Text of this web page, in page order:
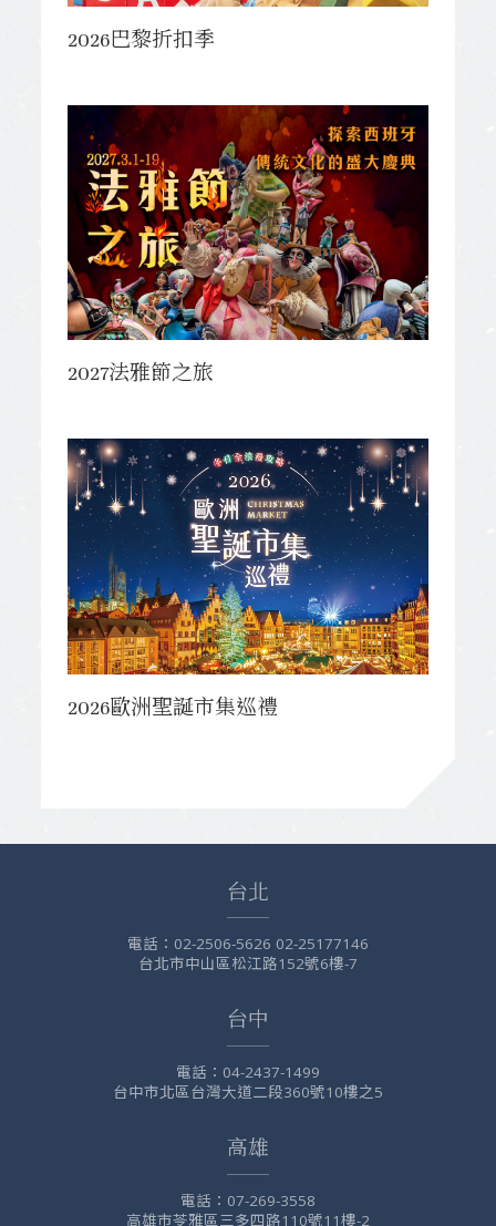
2026巴黎折扣季
2027法雅節之旅
2026歐洲聖誕市集巡禮
台北
電話： 02-2506-5626 02-25177146
台北市中山區松江路152號6樓-7
台中
電話： 04-2437-1499
台中市北區台灣大道二段360號10樓之5
高雄
電話： 07-269-3558
高雄市苓雅區三多四路110號11樓-2